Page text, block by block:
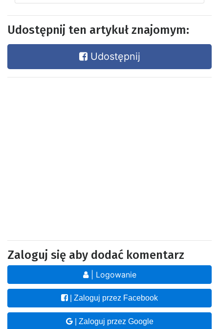
Udostępnij ten artykuł znajomym:
Udostępnij
Zaloguj się aby dodać komentarz
| Logowanie
| Zaloguj przez Facebook
| Zaloguj przez Google